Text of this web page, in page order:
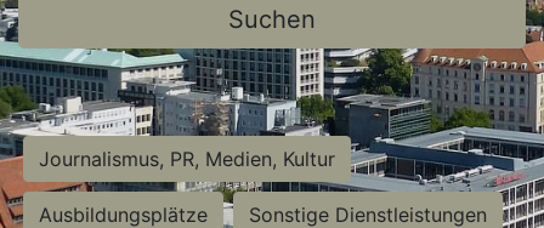
Suchen
Journalismus, PR, Medien, Kultur
Ausbildungsplätze Sonstige Dienstleistungen